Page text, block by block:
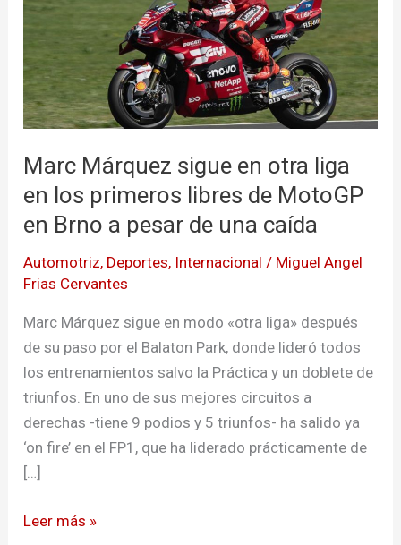
Marc Márquez sigue en otra liga
en los primeros libres de MotoGP
en Brno a pesar de una caída
Automotriz, Deportes, Internacional / Miguel Angel
Frias Cervantes
Marc Márquez sigue en modo «otra liga» después
de su paso por el Balaton Park, donde lideró todos
los entrenamientos salvo la Práctica y un doblete de
triunfos. En uno de sus mejores circuitos a
derechas -tiene 9 podios y 5 triunfos- ha salido ya
‘on fire’ en el FP1, que ha liderado prácticamente de
[…]
sigue
otra
liga
en
primeros
libres
de
en
Brno
a
pesar
de
una
caída
Leer más »